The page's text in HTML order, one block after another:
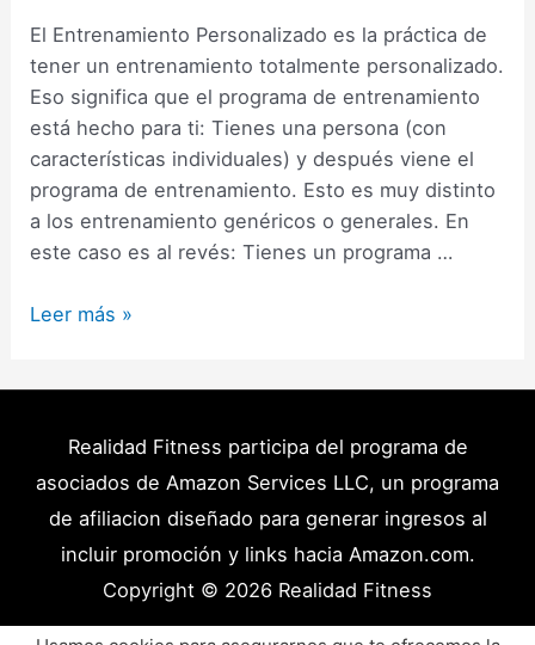
El Entrenamiento Personalizado es la práctica de
tener un entrenamiento totalmente personalizado.
Eso significa que el programa de entrenamiento
está hecho para ti: Tienes una persona (con
características individuales) y después viene el
programa de entrenamiento. Esto es muy distinto
a los entrenamiento genéricos o generales. En
este caso es al revés: Tienes un programa …
Entrenamiento
entrenamiento
Leer más »
Realidad Fitness participa del programa de
asociados de Amazon Services LLC, un programa
de afiliacion diseñado para generar ingresos al
incluir promoción y links hacia Amazon.com.
Copyright © 2026 Realidad Fitness